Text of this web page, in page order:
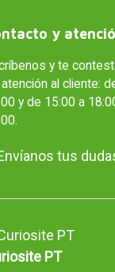
y
y te
al cliente:
y de 15:00 a
PT